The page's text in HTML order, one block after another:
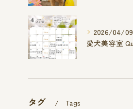
2026/04/09
タグ Tags